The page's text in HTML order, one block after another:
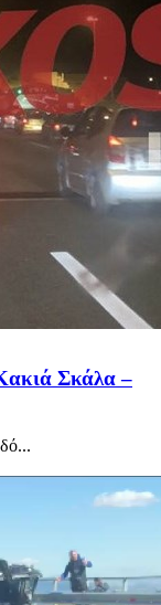
Σκάλα –